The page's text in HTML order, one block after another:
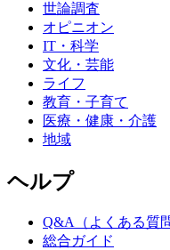
世論調査
オピニオン
IT・科学
文化・芸能
ライフ
教育・子育て
医療・健康・介護
地域
ヘルプ
Q&A（よくある質問
総合ガイド